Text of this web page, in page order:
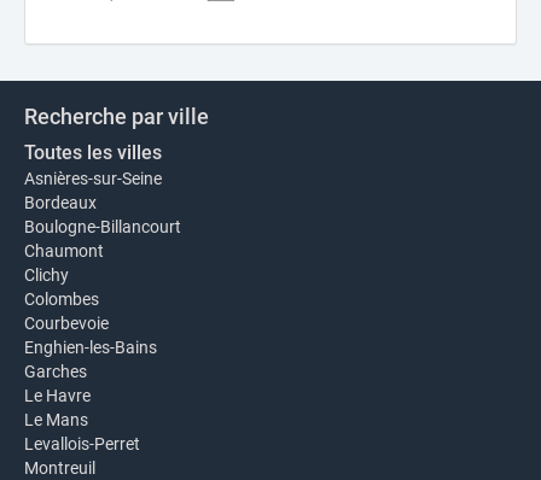
Recherche par ville
Toutes les villes
Asnières-sur-Seine
Bordeaux
Boulogne-Billancourt
Chaumont
Clichy
Colombes
Courbevoie
Enghien-les-Bains
Garches
Le Havre
Le Mans
Levallois-Perret
Montreuil